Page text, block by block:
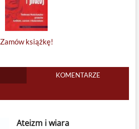
Zamów książkę!
KOMENTARZE
Ateizm i wiara